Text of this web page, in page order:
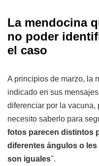
La mendocina
no poder
el caso
A principios de marzo, la
indicado en sus
diferenciar por la vacuna,
necesito saberlo para
fotos parecen distintos
diferentes ángulos o
son iguales".